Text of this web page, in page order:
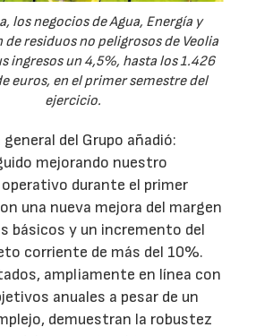
los negocios de Agua, Energía y
de residuos no peligrosos de Veolia
ingresos un 4,5%, hasta los 1.426
euros, en el primer semestre del
ejercicio.
del Grupo añadió:
mejorando nuestro
durante el primer
una nueva mejora del margen
básicos y un incremento del
corriente de más del 10%.
ampliamente en línea con
anuales a pesar de un
demuestran la robustez